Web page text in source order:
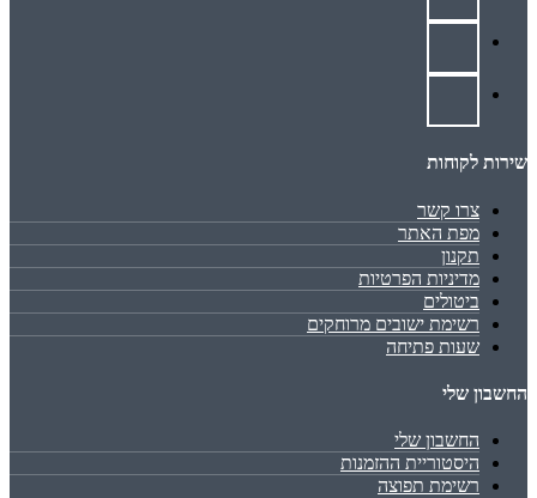
שירות לקוחות
צרו קשר
מפת האתר
תקנון
מדיניות הפרטיות
ביטולים
רשימת ישובים מרוחקים
שעות פתיחה
החשבון שלי
החשבון שלי
היסטוריית ההזמנות
רשימת תפוצה